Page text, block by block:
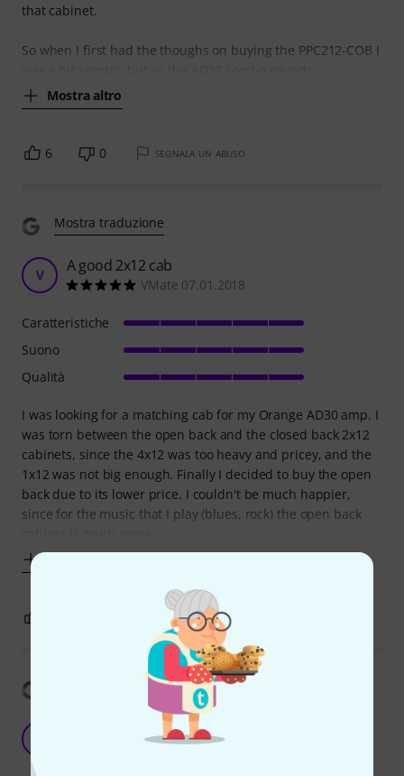
that cabinet.
So when I first had the thoughs on buying the PPC212-COB I
Mostra altro
6 0 SEGNALA UN ABUSO
Mostra traduzione
V A good 2x12 cab
VMate 07.01.2018
I was looking for a matching cab for my Orange AD30 amp. I
was torn between the open back and the closed back 2x12
cabinets, since the 4x12 was too heavy and pricey, and the
1x12 was not big enough. Finally I decided to buy the open
back due to its lower price. I couldn't be much happier,
since for the music that I play (blues, rock) the open back
Caratteristiche
Suono
Qualità
SEGNALA UN ABUSO
Mostra traduzione
Anonimo 01.08.2016